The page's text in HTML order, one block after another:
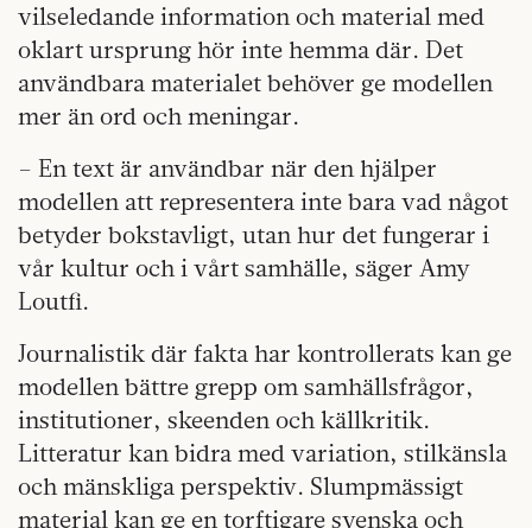
vilseledande information och material med
oklart ursprung hör inte hemma där. Det
användbara materialet behöver ge modellen
mer än ord och meningar.
– En text är användbar när den hjälper
modellen att representera inte bara vad något
betyder bokstavligt, utan hur det fungerar i
vår kultur och i vårt samhälle, säger Amy
Loutfi.
Journalistik där fakta har kontrollerats kan ge
modellen bättre grepp om samhällsfrågor,
institutioner, skeenden och källkritik.
Litteratur kan bidra med variation, stilkänsla
och mänskliga perspektiv. Slumpmässigt
material kan ge en torftigare svenska och